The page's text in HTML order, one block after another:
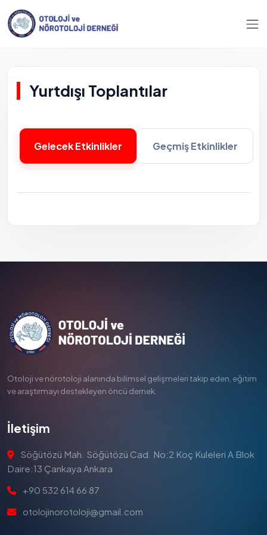
Yurtdışı Toplantılar
Gelecek Etkinlikler Geçmiş Etkinlikler
Otoloji ve nörotoloji alanında bilimsel gelişmeleri takip eden, eğitim
ve araştırmayı destekleyen öncü dernek.
İletişim
Söğütözü Mah. Söğütözü Cad. No:2 Koç Kuleleri A Blok
Daire:13 Çankaya Ankara
+90 532 614 66 87
otolojinorotoloji@gmail.com